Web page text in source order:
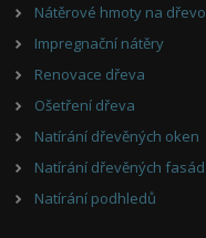
Nátěrové hmoty na dřevo
Impregnační nátěry
Renovace dřeva
Ošetření dřeva
Natírání dřevěných oken
Natírání dřevěných fasád
Natírání podhledů